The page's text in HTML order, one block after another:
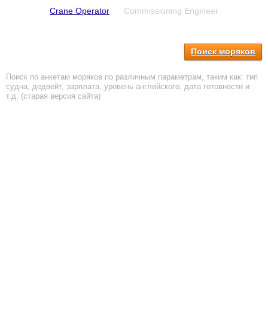
Crane Operator
Commissioning Engineer
Поиск моряков
Поиск по анкетам моряков по различным параметрам, таким как: тип
судна, дедвейт, зарплата, уровень английского, дата готовности и
т.д. (старая версия сайта)